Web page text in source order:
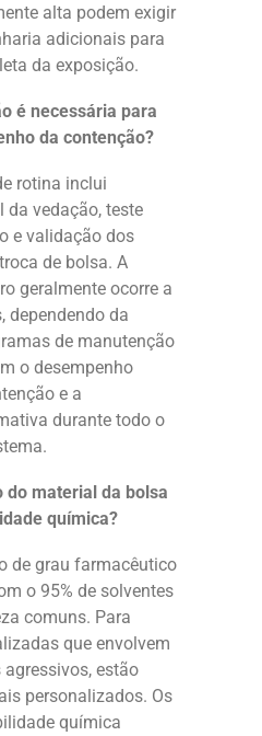
alta podem exigir
adicionais para
da exposição.
é necessária para
da contenção?
rotina inclui
da vedação, teste
e validação dos
de bolsa. A
geralmente ocorre a
dependendo da
de manutenção
o desempenho
e a
durante todo o
do material da bolsa
química?
de grau farmacêutico
o 95% de solventes
comuns. Para
que envolvem
estão
personalizados. Os
química